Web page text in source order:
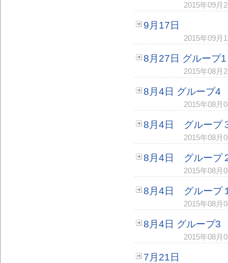
2015年09月
9月17日
2015年09月
8月27日 グループ1
2015年08月
8月4日 グループ4
2015年08月
8月4日 グループ
2015年08月
8月4日 グループ
2015年08月
8月4日 グループ
2015年08月
8月4日 グループ3
2015年08月
7月21日